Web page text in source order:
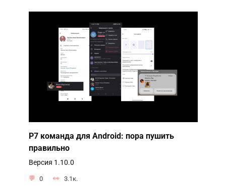
Р7 команда для Android: пора пушить
правильно
Версия 1.10.0
0 3.1к.